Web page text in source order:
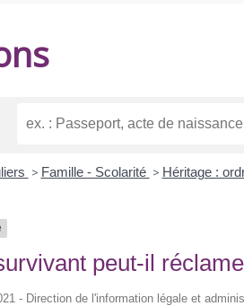
> Famille - Scolarité > Héritage :
peut-il
- Direction de l'information légale et